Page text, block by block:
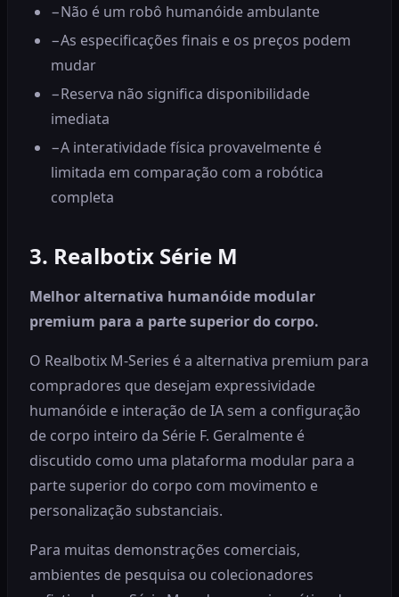
−Não é um robô humanóide ambulante
−As especificações finais e os preços podem
mudar
−Reserva não significa disponibilidade
imediata
−A interatividade física provavelmente é
limitada em comparação com a robótica
completa
3. Realbotix Série M
Melhor alternativa humanóide modular
premium para a parte superior do corpo.
O Realbotix M-Series é a alternativa premium para
compradores que desejam expressividade
humanóide e interação de IA sem a configuração
de corpo inteiro da Série F. Geralmente é
discutido como uma plataforma modular para a
parte superior do corpo com movimento e
personalização substanciais.
Para muitas demonstrações comerciais,
ambientes de pesquisa ou colecionadores